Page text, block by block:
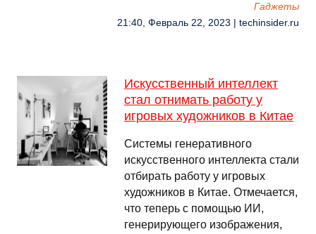
Гаджеты
21:40, Февраль 22, 2023 | techinsider.ru
Искусственный интеллект
стал отнимать работу у
игровых художников в Китае
Системы генеративного
искусственного интеллекта стали
отбирать работу у игровых
художников в Китае. Отмечается,
что теперь с помощью ИИ,
генерирующего изображения,